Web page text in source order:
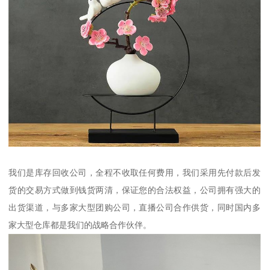
我们是库存回收公司，全程不收取任何费用，我们采用先付款后发
货的交易方式做到钱货两清，保证您的合法权益，公司拥有强大的
出货渠道，与多家大型团购公司，直播公司合作供货，同时国内多
家大型仓库都是我们的战略合作伙伴。